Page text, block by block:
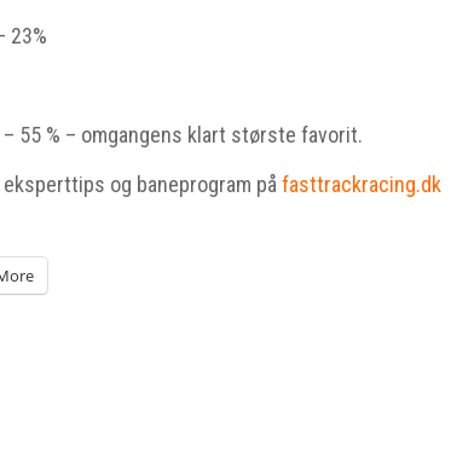
23%
55 % – omgangens klart største favorit.
og baneprogram på fasttrackracing.dk